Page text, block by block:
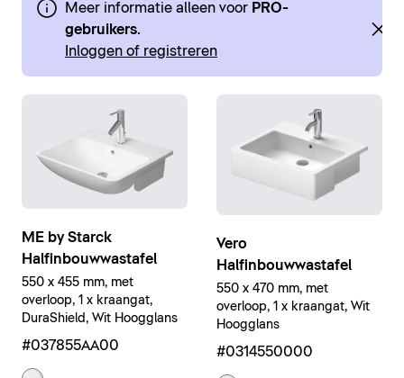
Meer informatie alleen voor PRO-
gebruikers.
Inloggen of registreren
ME by Starck
Halfinbouwwastafel
550 x 455 mm, met
overloop, 1 x kraangat,
DuraShield, Wit Hoogglans
#037855AA00
Vero
Halfinbouwwastafel
550 x 470 mm, met
overloop, 1 x kraangat, Wit
Hoogglans
#0314550000